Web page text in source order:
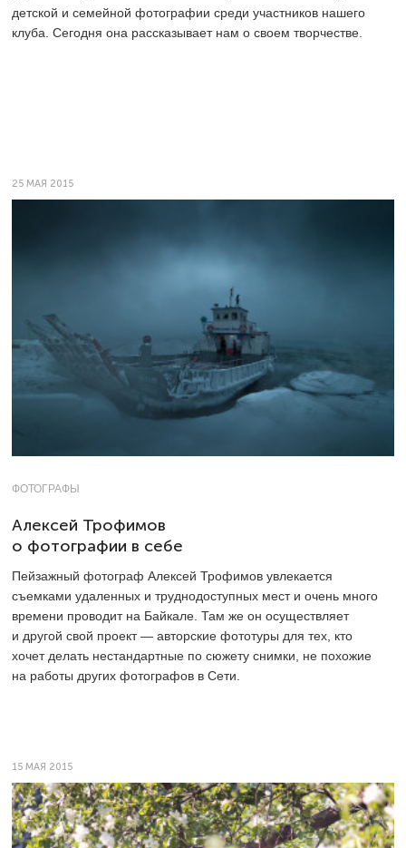
детской и семейной фотографии среди участников нашего
клуба. Сегодня она рассказывает нам о своем творчестве.
25 МАЯ 2015
ФОТОГРАФЫ
Алексей Трофимов
о фотографии в себе
Пейзажный фотограф Алексей Трофимов увлекается
съемками удаленных и труднодоступных мест и очень много
времени проводит на Байкале. Там же он осуществляет
и другой свой проект — авторские фототуры для тех, кто
хочет делать нестандартные по сюжету снимки, не похожие
на работы других фотографов в Сети.
15 МАЯ 2015